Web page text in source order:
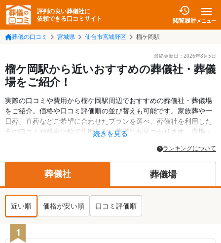
評判の良い葬儀社に
依頼できる口コミサイト
閲覧履歴メニュー
葬儀の口コミ 宮城県 仙台市宮城野区 榴ケ岡駅
最終更新日： 2026年8月5日
榴ケ岡駅から近いおすすめの葬儀社・葬儀
場をご紹介！
実際の口コミや費用から榴ケ岡駅周辺でおすすめの葬儀社・葬儀場
をご紹介。価格や口コミ評価順の並び替えも可能です。家族葬や一
日葬、直葬などご希望に合わせたプランを選べ、葬儀社を利用した
方の口コミや料金比較で失敗しない葬儀社が見つかります。斎場・
いての情報も掲載しています。24時間の相談受付で深夜・早朝でも
対応可能です。
続きを見る
ランキングについて
葬儀社 葬儀場
近い順 価格が安い順 口コミ評価順
1